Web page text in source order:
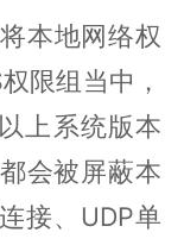
本地网络权
限组当中，
上系统版本
会被屏蔽本
接、UDP单